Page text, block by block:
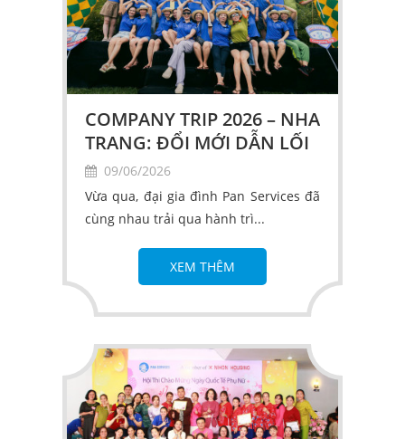
COMPANY TRIP 2026 – NHA
TRANG: ĐỔI MỚI DẪN LỐI
THÀNH CÔNG
09/06/2026
Vừa qua, đại gia đình Pan Services đã
cùng nhau trải qua hành trì...
XEM THÊM